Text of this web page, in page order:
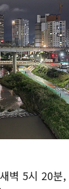
벽 5시 20분,